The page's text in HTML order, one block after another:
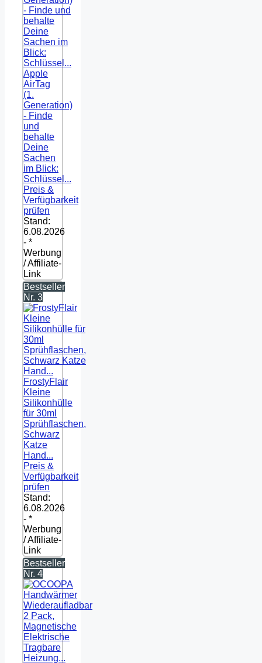
Apple
AirTag
(1.
Generation)
- Finde
und
behalte
Deine
Sachen
im Blick:
Schlüssel...
Preis &
Verfügbarkeit
prüfen
Stand:
6.08.2026
- *
Werbung
/ Affiliate-
Link
Bestseller
Nr. 3
FrostyFlair
Kleine
Silikonhülle
für 30ml
Sprühflaschen,
Schwarz
Katze
Hand...
Preis &
Verfügbarkeit
prüfen
Stand:
6.08.2026
- *
Werbung
/ Affiliate-
Link
Bestseller
Nr. 4